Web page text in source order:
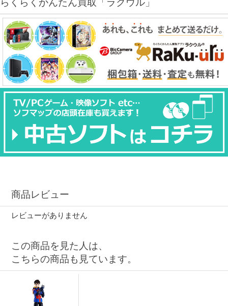
らくらくかんたん買取「ラクウル」
商品レビュー
レビューがありません
この商品を見た人は、
こちらの商品も見ています。